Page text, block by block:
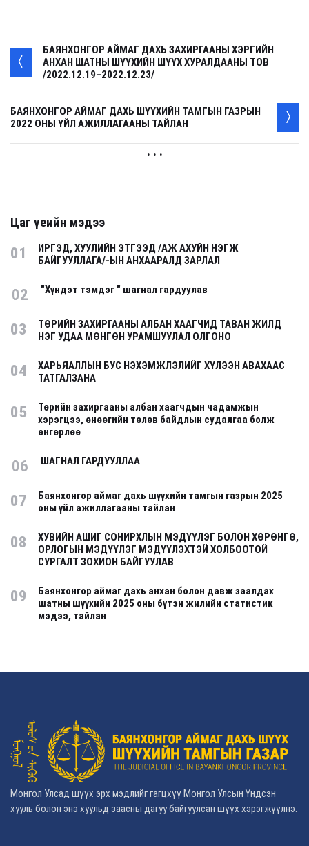
БАЯНХОНГОР АЙМАГ ДАХЬ ЗАХИРГААНЫ ХЭРГИЙН
АНХАН ШАТНЫ ШҮҮХИЙН ШҮҮХ ХУРАЛДААНЫ ТОВ
/2022.12.19–2022.12.23/
БАЯНХОНГОР АЙМАГ ДАХЬ ШҮҮХИЙН ТАМГЫН ГАЗРЫН
2022 ОНЫ ҮЙЛ АЖИЛЛАГААНЫ ТАЙЛАН
. . .
Цаг үеийн мэдээ
01
ИРГЭД, ХУУЛИЙН ЭТГЭЭД /АЖ АХУЙН НЭГЖ
БАЙГУУЛЛАГА/-ЫН АНХААРАЛД ЗАРЛАЛ
02 "Хүндэт тэмдэг " шагнал гардуулав
03
ТӨРИЙН ЗАХИРГААНЫ АЛБАН ХААГЧИД ТАВАН ЖИЛД
НЭГ УДАА МӨНГӨН УРАМШУУЛАЛ ОЛГОНО
04
ХАРЬЯАЛЛЫН БУС НЭХЭМЖЛЭЛИЙГ ХҮЛЭЭН АВАХААС
ТАТГАЛЗАНА
05
Төрийн захиргааны албан хаагчдын чадамжын
хэрэгцээ, өнөөгийн төлөв байдлын судалгаа болж
өнгөрлөө
06 ШАГНАЛ ГАРДУУЛЛАА
07
Баянхонгор аймаг дахь шүүхийн тамгын газрын 2025
оны үйл ажиллагааны тайлан
08
ХУВИЙН АШИГ СОНИРХЛЫН МЭДҮҮЛЭГ БОЛОН ХӨРӨНГӨ,
ОРЛОГЫН МЭДҮҮЛЭГ МЭДҮҮЛЭХТЭЙ ХОЛБООТОЙ
СУРГАЛТ ЗОХИОН БАЙГУУЛАВ
09
Баянхонгор аймаг дахь анхан болон давж заалдах
шатны шүүхийн 2025 оны бүтэн жилийн статистик
мэдээ, тайлан
Монгол Улсад шүүх эрх мэдлийг гагцхүү Монгол Улсын Үндсэн
хууль болон энэ хуульд заасны дагуу байгуулсан шүүх хэрэгжүүлнэ.